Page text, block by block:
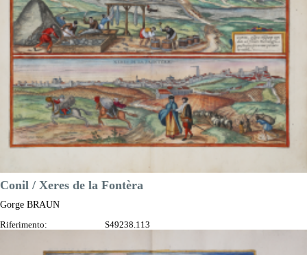
Conil / Xeres de la Fontèra
Gorge BRAUN
Riferimento:
S49238.113
1575 ca.